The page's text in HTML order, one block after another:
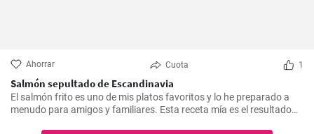
Ahorrar Cuota 1
Salmón sepultado de Escandinavia
El salmón frito es uno de mis platos favoritos y lo he preparado a
menudo para amigos y familiares. Esta receta mía es el resultado